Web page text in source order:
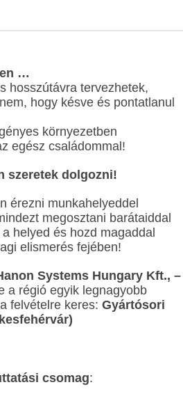
…
hosszútávra tervezhetek,
hogy késve és pontatlanul
környezetben
egész családommal!
szeretek dolgozni!
érezni munkahelyeddel
megosztani barátaiddal
helyed és hozd magaddal
elismerés fejében!
Systems Hungary Kft., –
a régió egyik legnagyobb
felvételre keres: Gyártósori
csomag: